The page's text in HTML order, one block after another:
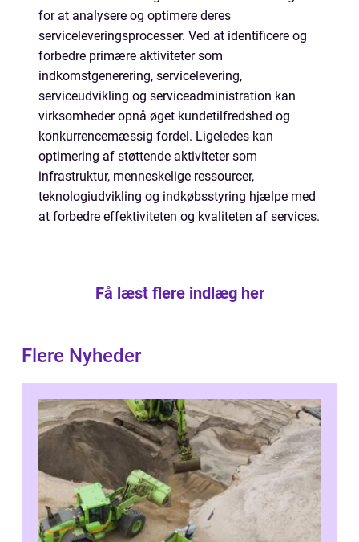
for at analysere og optimere deres
serviceleveringsprocesser. Ved at identificere og
forbedre primære aktiviteter som
indkomstgenerering, servicelevering,
serviceudvikling og serviceadministration kan
virksomheder opnå øget kundetilfredshed og
konkurrencemæssig fordel. Ligeledes kan
optimering af støttende aktiviteter som
infrastruktur, menneskelige ressourcer,
teknologiudvikling og indkøbsstyring hjælpe med
at forbedre effektiviteten og kvaliteten af services.
Få læst flere indlæg her
Flere Nyheder